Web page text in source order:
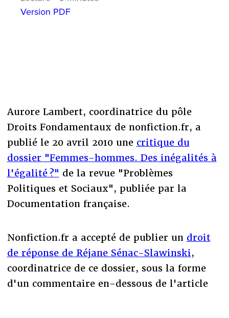
Version PDF
Aurore Lambert, coordinatrice du pôle
Droits Fondamentaux de nonfiction.fr, a
publié le 20 avril 2010 une critique du
dossier "Femmes-hommes. Des inégalités à
l'égalité ?" de la revue "Problèmes
Politiques et Sociaux", publiée par la
Documentation française.
Nonfiction.fr a accepté de publier un droit
de réponse de Réjane Sénac-Slawinski,
coordinatrice de ce dossier, sous la forme
d'un commentaire en-dessous de l'article